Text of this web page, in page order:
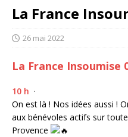
La France
26 mai 2022
La France Insoumise
10 h ·
On est là ! Nos idées aussi !
aux bénévoles actifs sur
Provence